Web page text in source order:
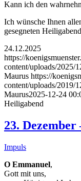
Kann ich den
Ich wünsche Ihnen
gesegneten
24.12.2025
https://
content/uploads/2025/
Maurus https://
content/uploads/2019/
Maurus2025-12-24
Heiligabend
23.
Impuls
O Emmanuel,
Gott mit uns,